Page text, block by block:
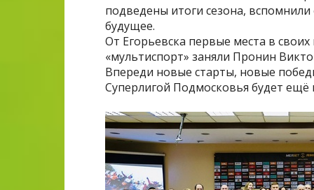
подведены итоги сезона,
будущее.
От Егорьевска первые места в
«мультиспорт» заняли Пронин
Впереди новые старты, новые
Суперлигой Подмосковья будет ещё